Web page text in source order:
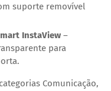
suporte removível
InstaView –
para
Comunicação,